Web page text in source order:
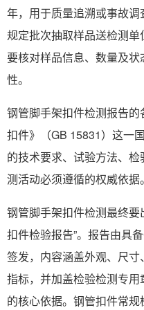
年，用于质量追溯或事故
规定批次抽取样品送检测单
要核对样品信息、数量及
性。
钢管脚手架扣件检测报告
扣件》（GB 15831）这一
的技术要求、试验方法、
测活动必须遵循的权威依据。
钢管脚手架扣件检测最终
扣件检验报告”。报告由具
签发，内容涵盖外观、尺
指标，并加盖检验检测专
的核心依据。钢管扣件常